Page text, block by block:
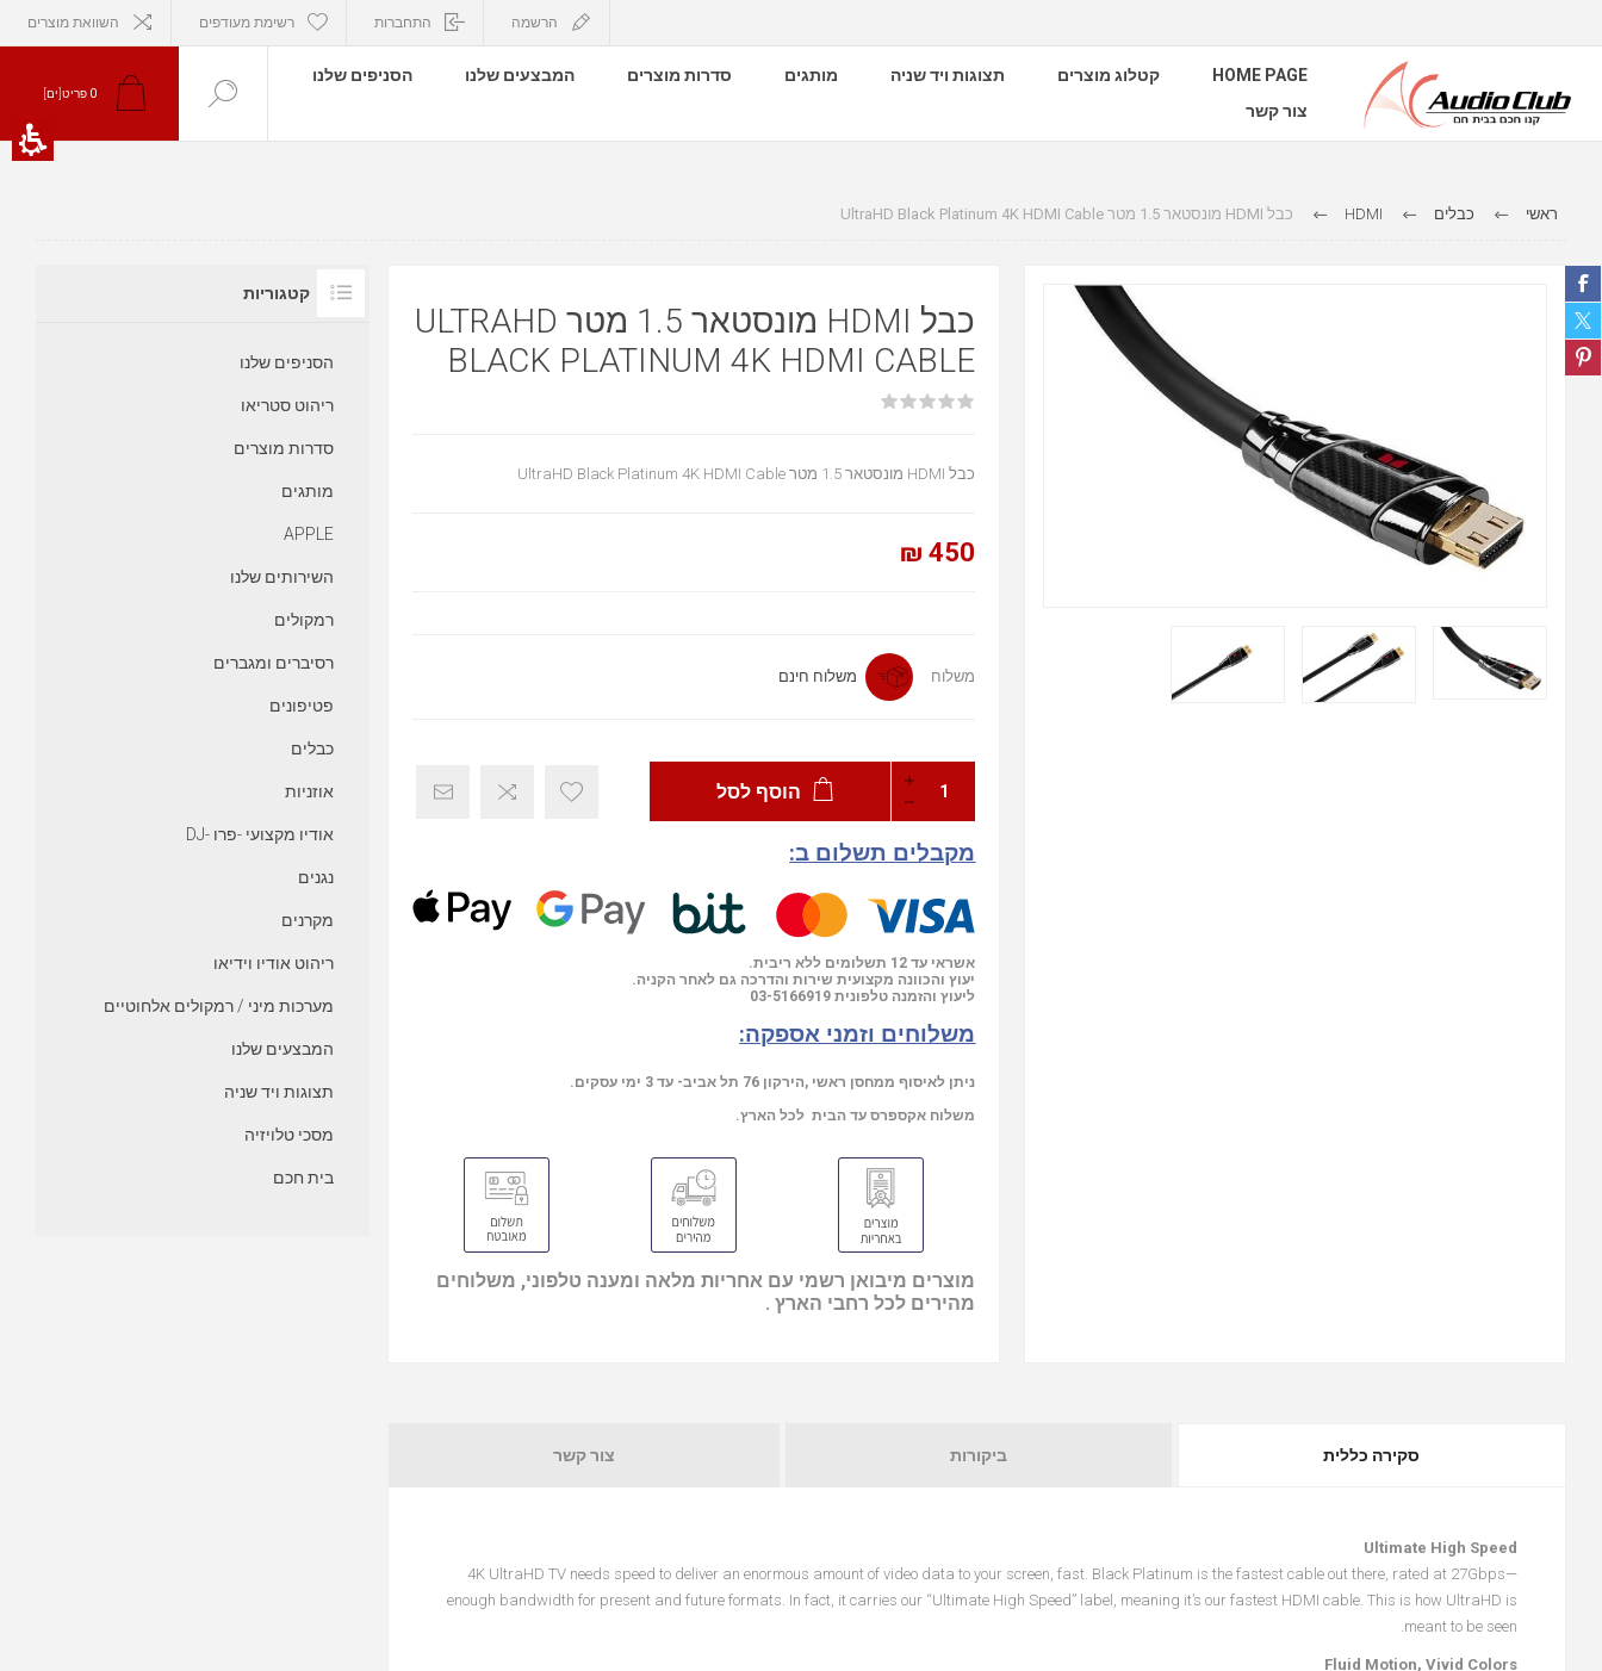
הרשמה התחברות רשימת מעודפים השוואת מוצרים
HOME PAGE קטלוג מוצרים תצוגות ויד שניה מותגים סדרות מוצרים המבצעים שלנו
הסניפים שלנו
צור קשר
0 פריט[ים]
ראשי כבלים HDMI כבל HDMI מונסטאר 1.5 מטר UltraHD Black Platinum 4K HDMI Cable
כבל HDMI מונסטאר 1.5 מטר ULTRAHD
BLACK PLATINUM 4K HDMI CABLE
כבל HDMI מונסטאר 1.5 מטר UltraHD Black Platinum 4K HDMI Cable
450 ₪
משלוח משלוח חינם
הוסף לסל
מקבלים תשלום ב:
אשראי עד 12 תשלומים ללא ריבית.
יעוץ והכוונה מקצועית שירות והדרכה גם לאחר הקניה.
ליעוץ והזמנה טלפונית 03-5166919
משלוחים וזמני אספקה:
ניתן לאיסוף ממחסן ראשי ,הירקון 76 תל אביב- עד 3 ימי עסקים.
משלוח אקספרס עד הבית לכל הארץ.
מוצרים מיבואן רשמי עם אחריות מלאה ומענה טלפוני, משלוחים
מהירים לכל רחבי הארץ .
סקירה כללית ביקורות צור קשר
Ultimate High Speed
4K UltraHD TV needs speed to deliver an enormous amount of video data to your screen, fast. Black Platinum is the fastest cable out there, rated at 27Gbps—
enough bandwidth for present and future formats. In fact, it carries our “Ultimate High Speed” label, meaning it’s our fastest HDMI cable. This is how UltraHD is
meant to be seen.
Fluid Motion, Vivid Colors
קטגוריות
הסניפים שלנו
ריהוט סטריאו
סדרות מוצרים
מותגים
APPLE
השירותים שלנו
רמקולים
רסיברים ומגברים
פטיפונים
כבלים
אוזניות
אודיו מקצועי -פרו -DJ
נגנים
מקרנים
ריהוט אודיו וידיאו
מערכות מיני / רמקולים אלחוטיים
המבצעים שלנו
תצוגות ויד שניה
מסכי טלויזיה
בית חכם